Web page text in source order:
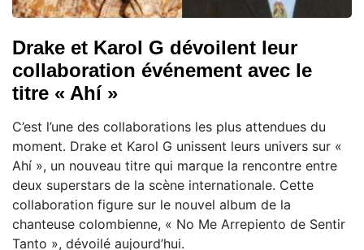
Drake et Karol G dévoilent leur
collaboration événement avec le
titre « Ahí »
C’est l’une des collaborations les plus attendues du
moment. Drake et Karol G unissent leurs univers sur «
Ahí », un nouveau titre qui marque la rencontre entre
deux superstars de la scène internationale. Cette
collaboration figure sur le nouvel album de la
chanteuse colombienne, « No Me Arrepiento de Sentir
Tanto », dévoilé aujourd’hui.